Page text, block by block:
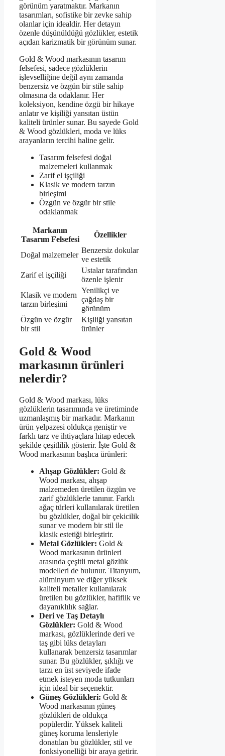
görünüm yaratmaktır. Markanın
tasarımları, sofistike bir zevke sahip
olanlar için idealdir. Her detayın
özenle düşünüldüğü gözlükler, estetik
açıdan karizmatik bir görünüm sunar.
Gold & Wood markasının tasarım
felsefesi, sadece gözlüklerin
işlevselliğine değil aynı zamanda
benzersiz ve özgün bir stile sahip
olmasına da odaklanır. Her
koleksiyon, kendine özgü bir hikaye
anlatır ve kişiliği yansıtan üstün
kaliteli ürünler sunar. Bu sayede Gold
& Wood gözlükleri, moda ve lüks
arayanların tercihi haline gelir.
Tasarım felsefesi doğal
malzemeleri kullanmak
Zarif el işçiliği
Klasik ve modern tarzın
birleşimi
Özgün ve özgür bir stile
odaklanmak
Markanın
Tasarım Felsefesi
Özellikler
Doğal malzemeler
Benzersiz dokular
ve estetik
Zarif el işçiliği
Ustalar tarafından
özenle işlenir
Klasik ve modern
tarzın birleşimi
Yenilikçi ve
çağdaş bir
görünüm
Özgün ve özgür
bir stil
Kişiliği yansıtan
ürünler
Gold & Wood
markasının ürünleri
nelerdir?
Gold & Wood markası, lüks
gözlüklerin tasarımında ve üretiminde
uzmanlaşmış bir markadır. Markanın
ürün yelpazesi oldukça geniştir ve
farklı tarz ve ihtiyaçlara hitap edecek
şekilde çeşitlilik gösterir. İşte Gold &
Wood markasının başlıca ürünleri:
Ahşap Gözlükler: Gold &
Wood markası, ahşap
malzemeden üretilen özgün ve
zarif gözlüklerle tanınır. Farklı
ağaç türleri kullanılarak üretilen
bu gözlükler, doğal bir çekicilik
sunar ve modern bir stil ile
klasik estetiği birleştirir.
Metal Gözlükler: Gold &
Wood markasının ürünleri
arasında çeşitli metal gözlük
modelleri de bulunur. Titanyum,
alüminyum ve diğer yüksek
kaliteli metaller kullanılarak
üretilen bu gözlükler, hafiflik ve
dayanıklılık sağlar.
Deri ve Taş Detaylı
Gözlükler: Gold & Wood
markası, gözlüklerinde deri ve
taş gibi lüks detayları
kullanarak benzersiz tasarımlar
sunar. Bu gözlükler, şıklığı ve
tarzı en üst seviyede ifade
etmek isteyen moda tutkunları
için ideal bir seçenektir.
Güneş Gözlükleri: Gold &
Wood markasının güneş
gözlükleri de oldukça
popülerdir. Yüksek kaliteli
güneş koruma lensleriyle
donatılan bu gözlükler, stil ve
fonksiyonelliği bir araya getirir.